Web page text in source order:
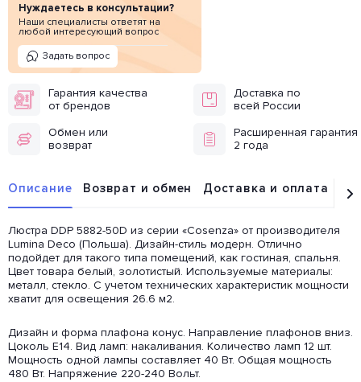
Нуждаетесь в консультации?
Наши специалисты ответят на
любой интересующий вопрос
Задать вопрос
Гарантия качества
от брендов
Доставка по
всей России
Обмен или
возврат
Расширенная гарантия
2 года
Описание Возврат и обмен Доставка и оплата
Люстра DDP 5882-50D из серии «Cosenza» от производителя
Lumina Deco (Польша). Дизайн-стиль модерн. Отлично
подойдет для такого типа помещений, как гостиная, спальня.
Цвет товара белый, золотистый. Используемые материалы:
металл, стекло. С учетом технических характеристик мощности
хватит для освещения 26.6 м2.
Дизайн и форма плафона конус. Направление плафонов вниз.
Цоколь E14. Вид ламп: накаливания. Количество ламп 12 шт.
Мощность одной лампы составляет 40 Вт. Общая мощность
480 Вт. Напряжение 220-240 Вольт.